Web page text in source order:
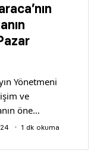
Yönetmeni
ve
öne…
1 dk okuma